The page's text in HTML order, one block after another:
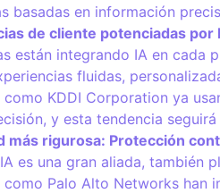
basadas en información
de cliente potenciadas
están integrando IA en cada
fluidas,
como KDDI Corporation ya
y esta tendencia
más rigurosa: Protección
es una gran aliada, también
como Palo Alto Networks han